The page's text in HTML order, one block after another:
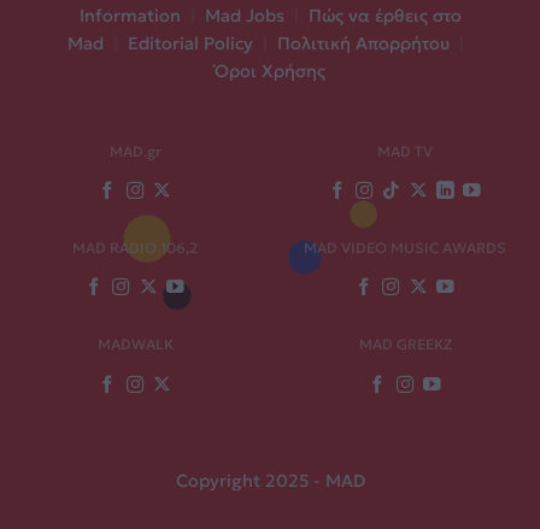
Information
Mad Jobs
Πώς να έρθεις στο
Mad
Editorial Policy Πολιτική Απορρήτου
Όροι Χρήσης
MAD.gr MAD TV
MAD RADIO 106,2 MAD VIDEO MUSIC AWARDS
MADWALK MAD GREEKZ
Copyright 2025 - MAD